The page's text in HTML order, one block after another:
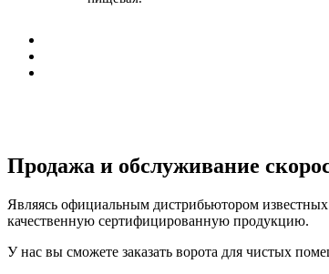
Продажа и обслуживание
Являясь официальным дистрибьютором
качественную сертифицированную продукцию.
У нас вы сможете заказать ворота для чистых